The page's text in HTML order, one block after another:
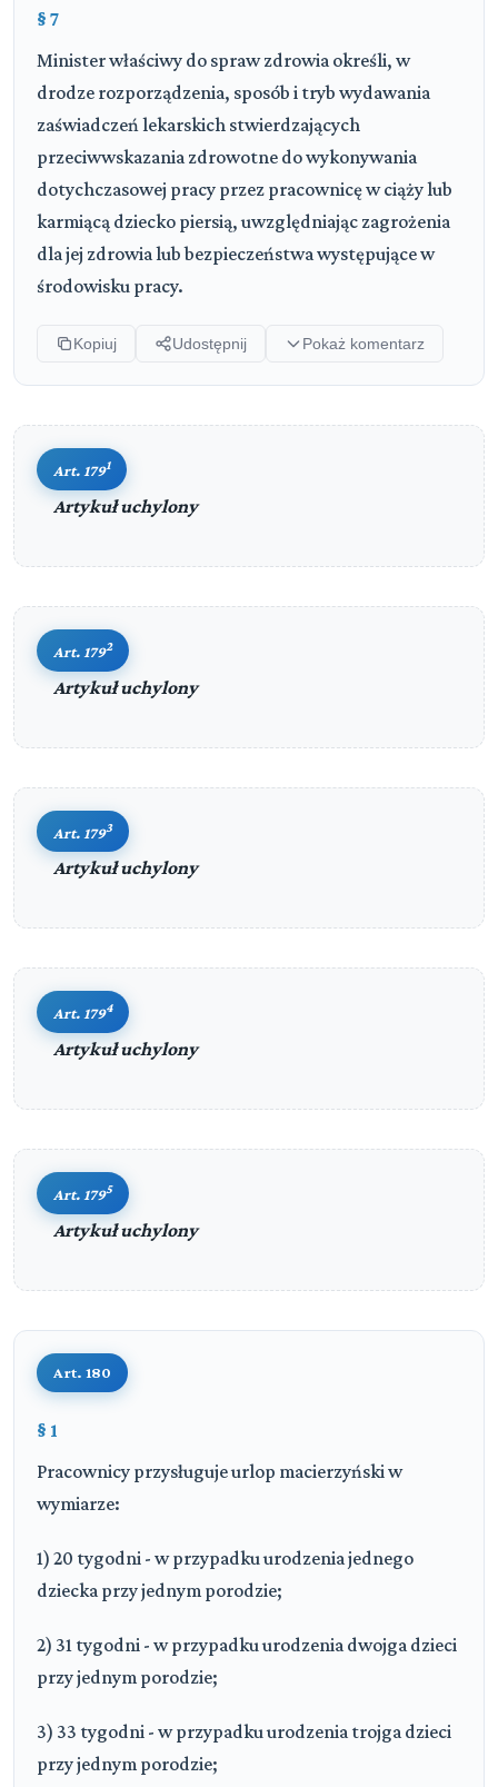
§ 7
Minister właściwy do spraw zdrowia określi, w
drodze rozporządzenia, sposób i tryb wydawania
zaświadczeń lekarskich stwierdzających
przeciwwskazania zdrowotne do wykonywania
dotychczasowej pracy przez pracownicę w ciąży lub
karmiącą dziecko piersią, uwzględniając zagrożenia
dla jej zdrowia lub bezpieczeństwa występujące w
środowisku pracy.
Kopiuj Udostępnij Pokaż komentarz
Art. 1791
Artykuł uchylony
Art. 1792
Artykuł uchylony
Art. 1793
Artykuł uchylony
Art. 1794
Artykuł uchylony
Art. 1795
Artykuł uchylony
Art. 180
§ 1
Pracownicy przysługuje urlop macierzyński w
wymiarze:
1) 20 tygodni - w przypadku urodzenia jednego
dziecka przy jednym porodzie;
2) 31 tygodni - w przypadku urodzenia dwojga dzieci
przy jednym porodzie;
3) 33 tygodni - w przypadku urodzenia trojga dzieci
przy jednym porodzie;